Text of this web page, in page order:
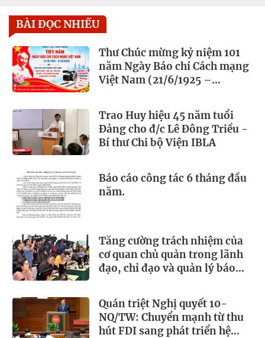
BÀI ĐỌC NHIỀU
Thư Chúc mừng kỷ niệm 101
năm Ngày Báo chí Cách mạng
Việt Nam (21/6/1925 –
Trao Huy hiệu 45 năm tuổi
Đảng cho đ/c Lê Đông Triều -
Bí thư Chi bộ Viện IBLA
Báo cáo công tác 6 tháng đầu
năm.
Tăng cường trách nhiệm của
cơ quan chủ quản trong lãnh
đạo, chỉ đạo và quản lý báo
Quán triệt Nghị quyết 10-
NQ/TW: Chuyển mạnh từ thu
hút FDI sang phát triển hệ